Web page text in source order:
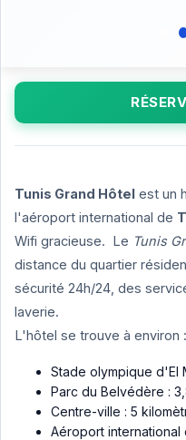
Tunis Grand Hôtel est un
l'aéroport international de
Wifi gracieuse. Le Tunis
distance du quartier
sécurité 24h/24, des
laverie.
L'hôtel se trouve à environ :
Stade olympique d'El
Parc du Belvédère :
Centre-ville : 5
Aéroport international